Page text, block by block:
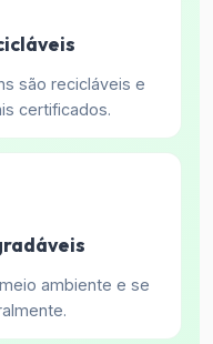
são recicláveis e
certificados.
ambiente e se